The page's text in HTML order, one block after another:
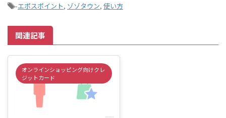
-エポスポイント, ゾゾタウン, 使い方
関連記事
オンラインショッピング向けクレ
ジットカード